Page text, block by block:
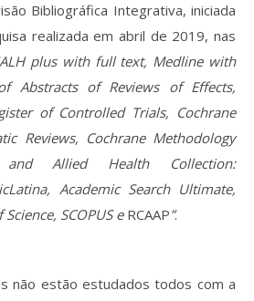
Bibliográfica Integrativa, iniciada
realizada em abril de 2019, nas
plus with full text, Medline with
Abstracts of Reviews of Effects,
of Controlled Trials, Cochrane
Reviews, Cochrane Methodology
and Allied Health Collection:
Academic Search Ultimate,
SCOPUS e RCAAP”.
não estão estudados todos com a